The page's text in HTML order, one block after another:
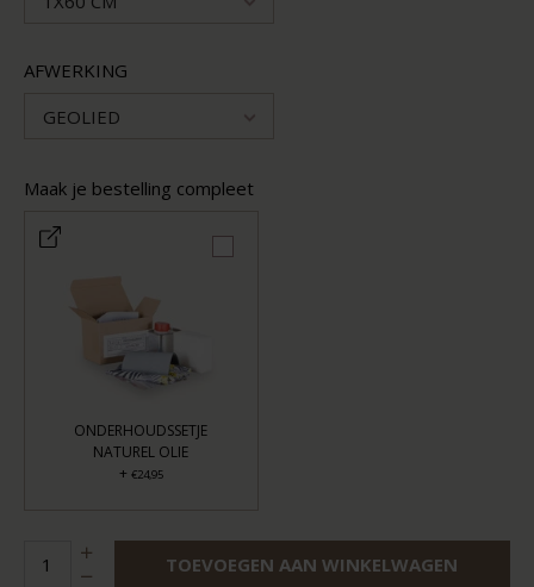
AFWERKING
GEOLIED
Maak je bestelling compleet
ONDERHOUDSSETJE
NATUREL OLIE
+ €24,95
TOEVOEGEN AAN WINKELWAGEN